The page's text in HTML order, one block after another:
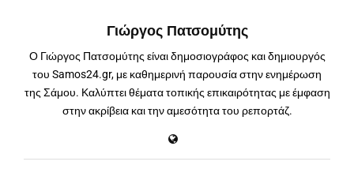
Γιώργος Πατσομύτης
Ο Γιώργος Πατσομύτης είναι δημοσιογράφος και δημιουργός
του Samos24.gr, με καθημερινή παρουσία στην ενημέρωση
της Σάμου. Καλύπτει θέματα τοπικής επικαιρότητας με έμφαση
στην ακρίβεια και την αμεσότητα του ρεπορτάζ.